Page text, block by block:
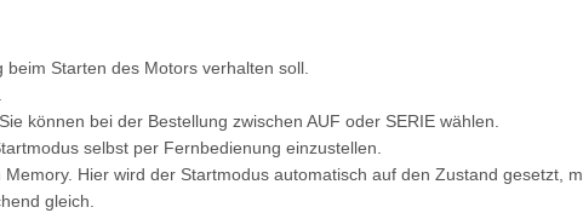
Starten des Motors verhalten soll.
können bei der Bestellung zwischen AUF oder SERIE wählen.
selbst per Fernbedienung einzustellen.
Hier wird der Startmodus automatisch auf den Zustand gesetzt,
gleich.